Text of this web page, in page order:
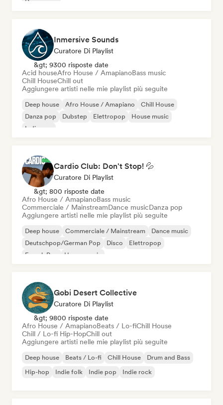
Dream pop
Inmersive Sounds
Curatore Di Playlist
&gt; 9300 risposte date
Acid houseAfro House / AmapianoBass music
Chill HouseChill out
Aggiungere artisti nelle mie playlist più seguite
Deep house Afro House / Amapiano
Chill House
Danza pop
Dubstep Elettropop
House music
Indie pop
Cardio Club: Don't Stop! 💦
Curatore Di Playlist
&gt; 800 risposte date
Afro House / AmapianoBass music
Commerciale / MainstreamDance musicDanza pop
Aggiungere artisti nelle mie playlist più seguite
Deep house Commerciale / Mainstream
Dance music
Deutschpop/German Pop
Disco
Elettropop
French Pop
House music
Gobi Desert Collective
Curatore Di Playlist
&gt; 9800 risposte date
Afro House / AmapianoBeats / Lo-fiChill House
Chill / Lo-fi Hip-HopChill out
Aggiungere artisti nelle mie playlist più seguite
Deep house Beats / Lo-fi Chill House
Drum and Bass
Hip-hop
Indie folk Indie pop Indie rock